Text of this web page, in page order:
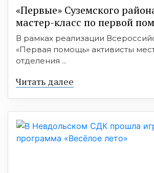
«Первые» Суземского
мастер-класс по первой
В рамках реализации
«Первая помощь» активисты
отделения ...
Читать далее